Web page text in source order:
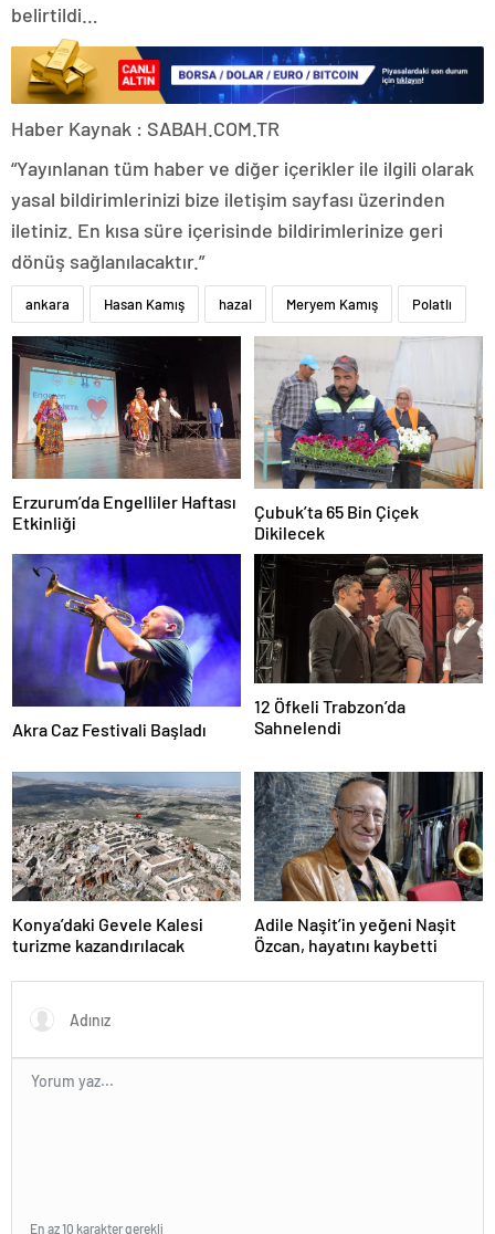
belirtildi…
Haber Kaynak : SABAH.COM.TR
“Yayınlanan tüm haber ve diğer içerikler ile ilgili olarak
yasal bildirimlerinizi bize iletişim sayfası üzerinden
iletiniz. En kısa süre içerisinde bildirimlerinize geri
dönüş sağlanılacaktır.”
ankara Hasan Kamış hazal Meryem Kamış Polatlı
Erzurum’da Engelliler Haftası
Etkinliği
Çubuk’ta 65 Bin Çiçek
Dikilecek
Akra Caz Festivali Başladı
12 Öfkeli Trabzon’da
Sahnelendi
Konya’daki Gevele Kalesi
turizme kazandırılacak
Adile Naşit’in yeğeni Naşit
Özcan, hayatını kaybetti
En az 10 karakter gerekli